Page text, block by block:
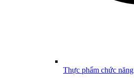
Thực phẩm chức năng